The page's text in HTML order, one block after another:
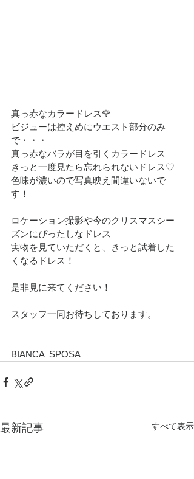
真っ赤なカラードレス🌹
ビジューは控えめにウエスト部分のみ
で・・・
真っ赤なバラが目を引くカラードレス
きっと一度見たら忘れられないドレス♡
色味が濃いので写真映え間違いないで
す！
ロケーション撮影や今のクリスマスシー
ズンにぴったしなドレス
実物を見ていただくと、きっと試着した
くなるドレス！
是非見に来てください！
スタッフ一同お待ちしております。
BIANCA  SPOSA
最新記事 すべて表示